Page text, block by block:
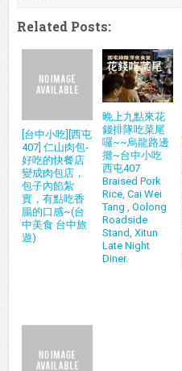
Related Posts:
[台中小吃][西屯
407] 仁山肉包-
好吃的快餐店
變成肉包店，
包子內餡紮
實，有點吃香
腸的口感~(台
中美食 台中旅
遊)
晚上九點來花
錢排隊吃菜尾
囉~~烏龍路邊
攤~台中小吃
西屯407
Braised Pork
Rice, Cai Wei
Tang , Oolong
Roadside
Stand, Xitun
Late Night
Diner.